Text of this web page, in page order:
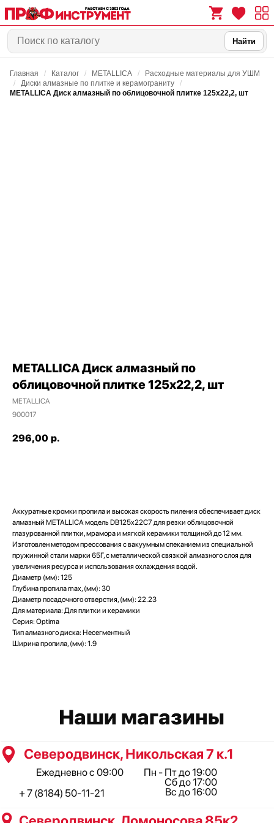
0 0
Найти
Главная / Каталог / METALLICA /
Расходные материалы для УШМ
/
Диски алмазные по плитке и керамограниту
/
METALLICA Диск алмазный по облицовочной плитке 125х22,2, шт
METALLICA Диск алмазный по
облицовочной плитке 125х22,2, шт
METALLICA
900017
296,00 р.
Аккуратные кромки пропила и высокая скорость пиления обеспечивает диск
алмазный METALLICA модель DB125x22C7 для резки облицовочной
глазурованной плитки, мрамора и мягкой керамики толщиной до 12 мм.
Изготовлен методом прессования с вакуумным спеканием из специальной
пружинной стали марки 65Г, с металлической связкой алмазного слоя для
увеличения ресурса и использования охлаждения водой.
Диаметр (мм): 125
Глубина пропила max, (мм): 30
Диаметр посадочного отверстия, (мм): 22.23
Для материала: Для плитки и керамики
Серия: Optima
Тип алмазного диска: Несегментный
Ширина пропила, (мм): 1.9
Наши магазины
Архангельск, Урицкого 50 к.1
Северодвинск, Ломоносова 85к2
Северодвинск, Никольская 7 к.1
Ежедневно с 09:00
Пн - Пт до 19:00
Сб до 17:00
Вс до 16:00
Пн - Пт 09:00 - 19:00
Сб - Вс 10:00 - 18:00
Пн - Пт 09:00 - 19:00
+ 7 (8184) 50-11-21
+ 7 (911) 562-83-03